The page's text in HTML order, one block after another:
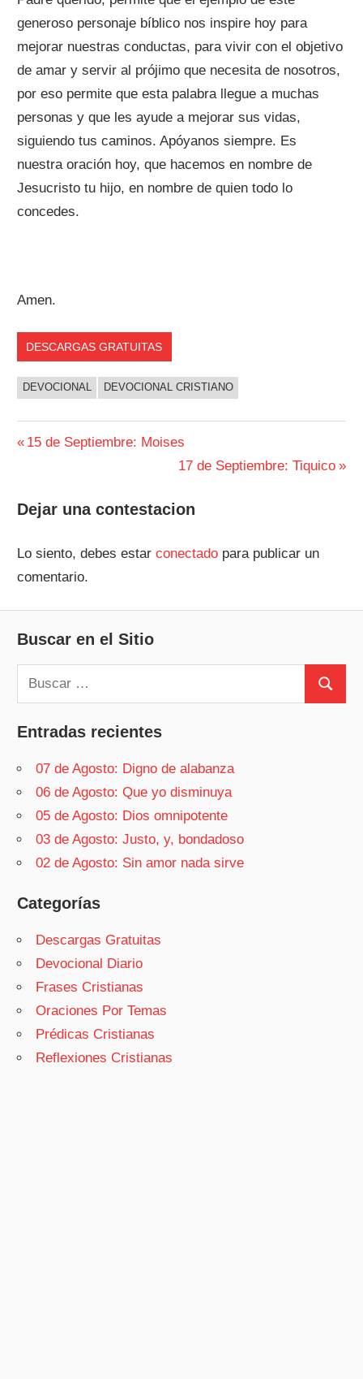
generoso personaje bíblico nos inspire hoy para
mejorar nuestras conductas, para vivir con el objetivo
de amar y servir al prójimo que necesita de nosotros,
por eso permite que esta palabra llegue a muchas
personas y que les ayude a mejorar sus vidas,
siguiendo tus caminos. Apóyanos siempre. Es
nuestra oración hoy, que hacemos en nombre de
Jesucristo tu hijo, en nombre de quien todo lo
concedes.
Amen.
DESCARGAS GRATUITAS
DEVOCIONAL DEVOCIONAL CRISTIANO
Navegación
entradas
Entrada
15 de Septiembre: Moises
Siguiente
17 de Septiembre: Tiquico
Dejar una contestacion
Lo siento, debes estarconectado para publicar un
comentario.
Buscar en el Sitio
Buscar:
Buscar
Entradas recientes
07 de Agosto: Digno de alabanza
06 de Agosto: Que yo disminuya
05 de Agosto: Dios omnipotente
03 de Agosto: Justo, y, bondadoso
02 de Agosto: Sin amor nada sirve
Categorías
Descargas Gratuitas
Devocional Diario
Frases Cristianas
Oraciones Por Temas
Prédicas Cristianas
Reflexiones Cristianas